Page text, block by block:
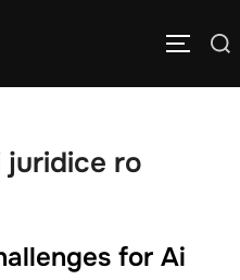
Caută
juridice ro
for Ai